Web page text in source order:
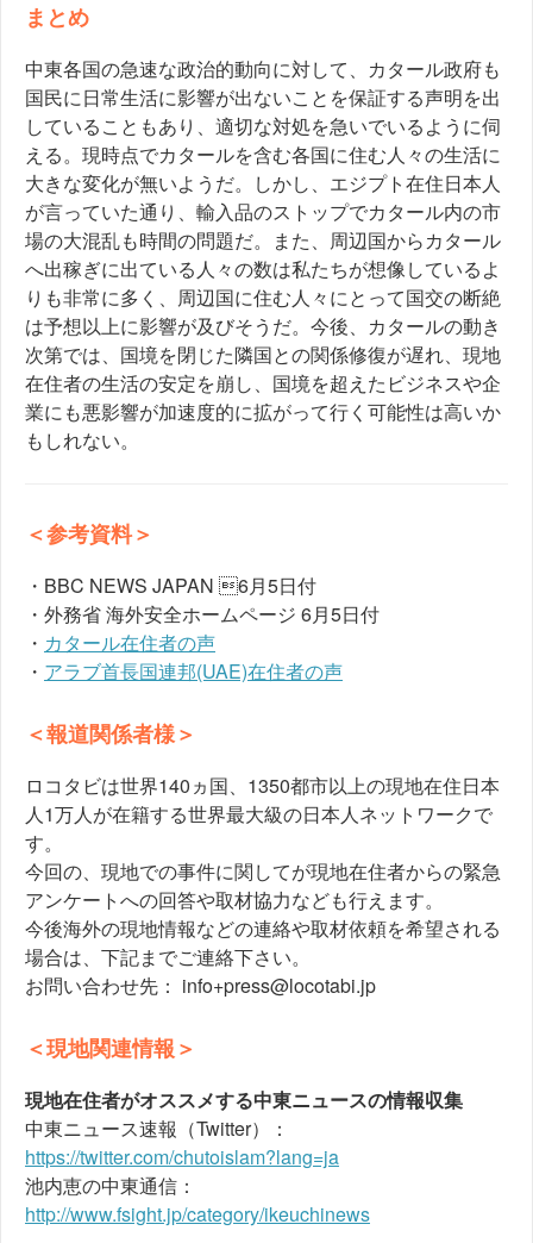
まとめ
中東各国の急速な政治的動向に対して、カタール政府も
国民に日常生活に影響が出ないことを保証する声明を出
していることもあり、適切な対処を急いでいるように伺
える。現時点でカタールを含む各国に住む人々の生活に
大きな変化が無いようだ。しかし、エジプト在住日本人
が言っていた通り、輸入品のストップでカタール内の市
場の大混乱も時間の問題だ。また、周辺国からカタール
へ出稼ぎに出ている人々の数は私たちが想像しているよ
りも非常に多く、周辺国に住む人々にとって国交の断絶
は予想以上に影響が及びそうだ。今後、カタールの動き
次第では、国境を閉じた隣国との関係修復が遅れ、現地
在住者の生活の安定を崩し、国境を超えたビジネスや企
業にも悪影響が加速度的に拡がって行く可能性は高いか
もしれない。
＜参考資料＞
・BBC NEWS JAPAN 6月5日付
・外務省 海外安全ホームページ 6月5日付
・ カタール在住者の声
・ アラブ首長国連邦(UAE)在住者の声
＜報道関係者様＞
ロコタビは世界140ヵ国、1350都市以上の現地在住日本
人1万人が在籍する世界最大級の日本人ネットワークで
す。
今回の、現地での事件に関してが現地在住者からの緊急
アンケートへの回答や取材協力なども行えます。
今後海外の現地情報などの連絡や取材依頼を希望される
場合は、下記までご連絡下さい。
お問い合わせ先： info+press@locotabi.jp
＜現地関連情報＞
現地在住者がオススメする中東ニュースの情報収集
中東ニュース速報（Twitter）：
https://twitter.com/chutoislam?lang=ja
池内恵の中東通信：
http://www.fsight.jp/category/ikeuchinews